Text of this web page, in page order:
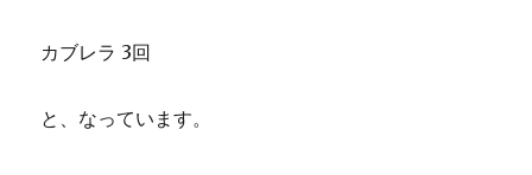
カブレラ 3回
と、なっています。